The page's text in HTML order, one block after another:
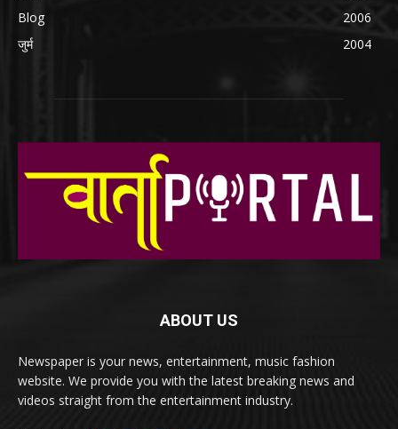
Blog
2006
जुर्म
2004
ABOUT US
Newspaper is your news, entertainment, music fashion
website. We provide you with the latest breaking news and
videos straight from the entertainment industry.